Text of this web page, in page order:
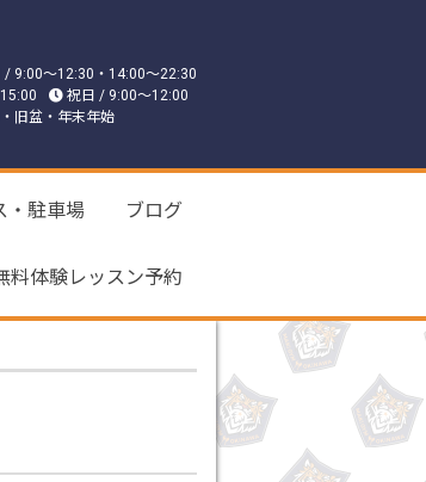
/ 9:00〜12:30・14:00〜22:30
祝日 / 9:00〜12:00
旧盆・年末年始
・駐車場 ブログ
料体験レッスン予約